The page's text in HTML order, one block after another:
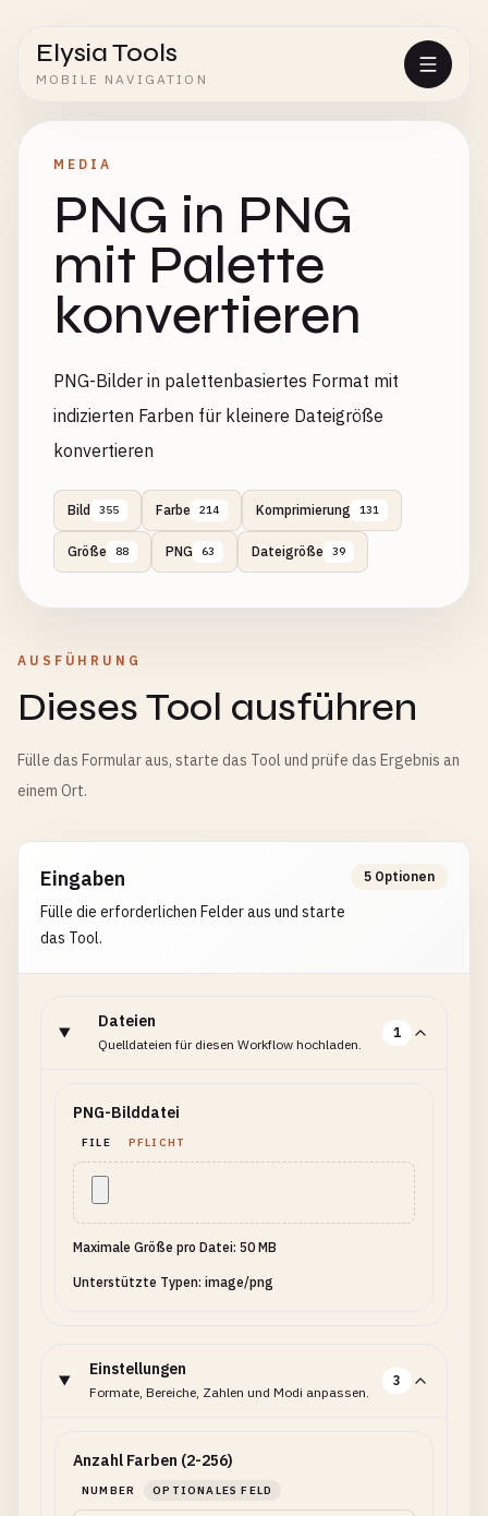
Elysia Tools
MOBILE NAVIGATION
MEDIA
PNG in PNG
mit Palette
konvertieren
PNG-Bilder in palettenbasiertes Format mit
indizierten Farben für kleinere Dateigröße
konvertieren
Bild 355 Farbe 214 Komprimierung 131
Größe 88 PNG 63 Dateigröße 39
AUSFÜHRUNG
Dieses Tool ausführen
Fülle das Formular aus, starte das Tool und prüfe das Ergebnis an
einem Ort.
Eingaben
Fülle die erforderlichen Felder aus und starte
das Tool.
5 Optionen
Dateien
Quelldateien für diesen Workflow hochladen.
1
PNG-Bilddatei
FILE PFLICHT
Maximale Größe pro Datei: 50 MB
Unterstützte Typen: image/png
Einstellungen
Formate, Bereiche, Zahlen und Modi anpassen.
3
Anzahl Farben (2-256)
NUMBER OPTIONALES FELD